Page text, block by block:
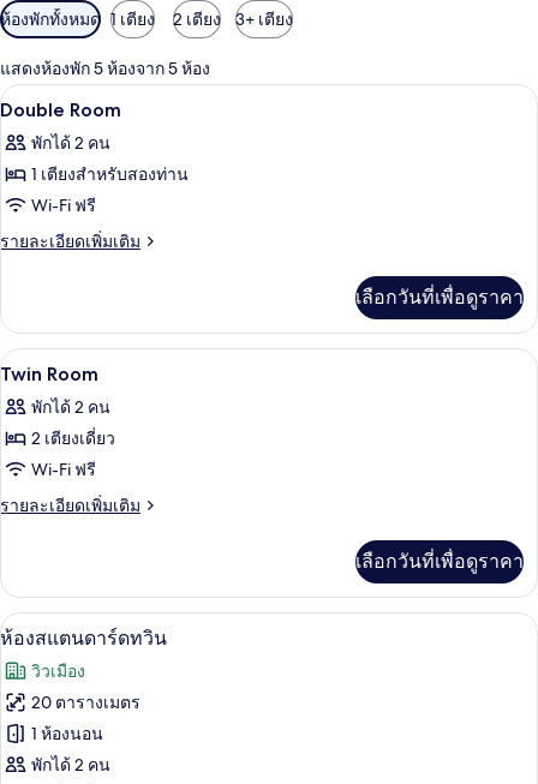
ตัว
กรอง
ที่
มี
ให้
สำหรับ
ห้อง
ห้องพักทั้งหมด 1 เตียง 2 เตียง 3+ เตียง
แสดงห้องพัก 5 ห้องจาก 5 ห้อง
เปิด
ภาพถ่าย
ทั้งหมด
ของ
Double
โต๊ะทำงาน, ผ้าม่านกันแสง, Wi-Fi ฟรี,
2
Double Room
พักได้ 2 คน
1 เตียงสำหรับสองท่าน
Wi-Fi ฟรี
รายละเอียดเพิ่มเติม
ราย
เกี่ยว
กับ
Double
เลือกวันที่เพื่อดูราคา
เปิด
ภาพถ่าย
ทั้งหมด
ของ
Twin
โต๊ะทำงาน, ผ้าม่านกันแสง, Wi-Fi ฟรี,
3
Twin Room
พักได้ 2 คน
2 เตียงเดี่ยว
Wi-Fi ฟรี
รายละเอียดเพิ่มเติม
ราย
เกี่ยว
กับ
Twin
เลือกวันที่เพื่อดูราคา
เปิด
ภาพถ่าย
ทั้งหมด
ของ
ห้อง
ห้องสแตนดาร์ดทวิน | โต๊ะทำงาน, ผ้า
2
ห้องสแตนดาร์ดทวิน
วิวเมือง
20 ตารางเมตร
1 ห้องนอน
พักได้ 2 คน